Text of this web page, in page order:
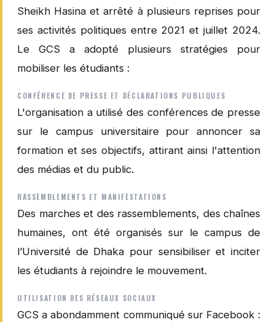
Sheikh Hasina et arrêté à plusieurs reprises pour
ses activités politiques entre 2021 et juillet 2024.
Le GCS a adopté plusieurs stratégies pour
mobiliser les étudiants :
CONFÉRENCE DE PRESSE ET DÉCLARATIONS PUBLIQUES
L'organisation a utilisé des conférences de presse
sur le campus universitaire pour annoncer sa
formation et ses objectifs, attirant ainsi l'attention
des médias et du public.
RASSEMBLEMENTS ET MANIFESTATIONS
Des marches et des rassemblements, des chaînes
humaines, ont été organisés sur le campus de
l’Université de Dhaka pour sensibiliser et inciter
les étudiants à rejoindre le mouvement.
UTILISATION DES RÉSEAUX SOCIAUX
GCS a abondamment communiqué sur Facebook :